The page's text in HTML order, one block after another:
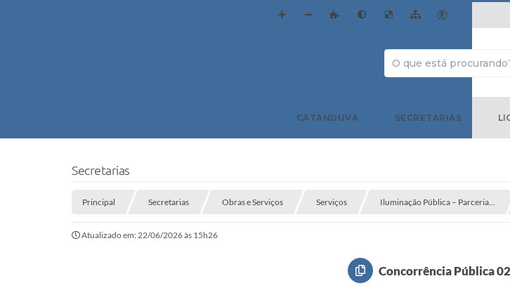
CATANDUVA SECRETARIAS
Secretarias
Principal Secretarias Obras e Serviços Serviços Iluminação Pública – Parceria...
Atualizado em: 22/06/2026 às 15h26
Concorrência Pública